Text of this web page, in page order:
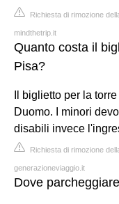
Richiesta di rimozione
mindthetrip.it
Quanto costa il
Pisa?
Il biglietto per la
Duomo. I minori
disabili invece
Richiesta di rimozione
generazioneviaggio.it
Dove